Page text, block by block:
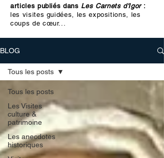
articles publiés dans Les Carnets d'Igor :
les visites guidées, les expositions, les
coups de cœur...
BLOG
Tous les posts
Les Visites
culture &
patrimoine
Les anecdotes
historiques
Tous les posts